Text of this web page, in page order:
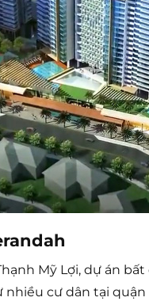
Mỹ Lợi, dự án
cư dân tại